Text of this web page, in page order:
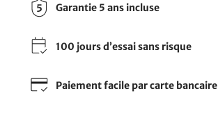
Garantie 5 ans incluse
100 jours d’essai sans risque
Paiement facile par carte bancaire